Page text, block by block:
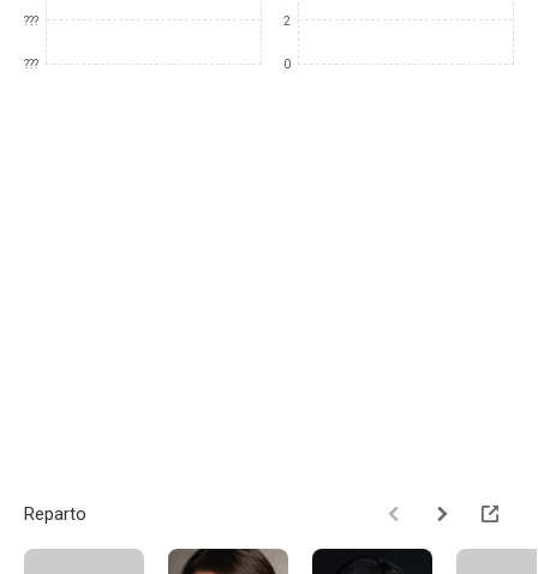
???
???
2
0
Reparto